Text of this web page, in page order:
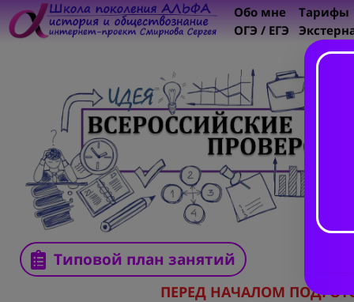
Обо мне
ОГЭ / ЕГЭ
Тарифы
Типовой план занятий
ПЕРЕД НАЧАЛОМ